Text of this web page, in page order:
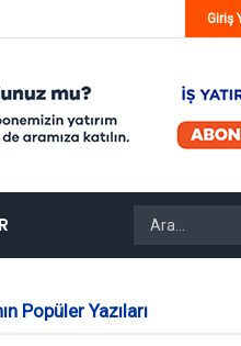
Giriş
Popüler Yazıları